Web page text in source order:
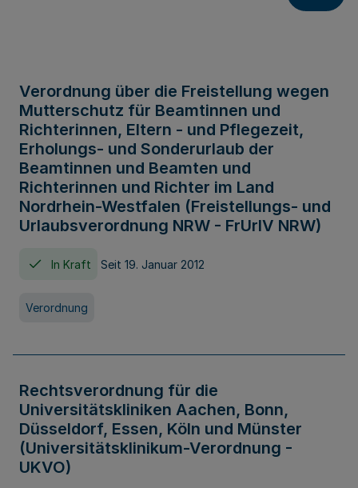
Verordnung über die Freistellung wegen
Mutterschutz für Beamtinnen und
Richterinnen, Eltern - und Pflegezeit,
Erholungs- und Sonderurlaub der
Beamtinnen und Beamten und
Richterinnen und Richter im Land
Nordrhein-Westfalen (Freistellungs- und
Urlaubsverordnung NRW - FrUrlV NRW)
In Kraft Seit 19. Januar 2012
Verordnung
Rechtsverordnung für die
Universitätskliniken Aachen, Bonn,
Düsseldorf, Essen, Köln und Münster
(Universitätsklinikum-Verordnung -
UKVO)